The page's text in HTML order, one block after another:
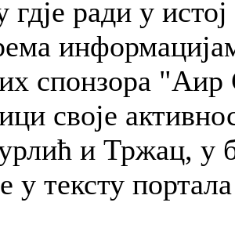
гдје ради у
спонзора
своје
и Тржац, у
у тексту